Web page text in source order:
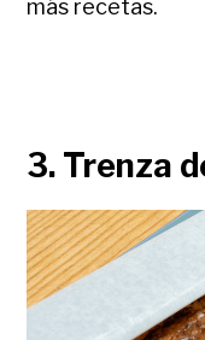
más recetas.
3. Trenza